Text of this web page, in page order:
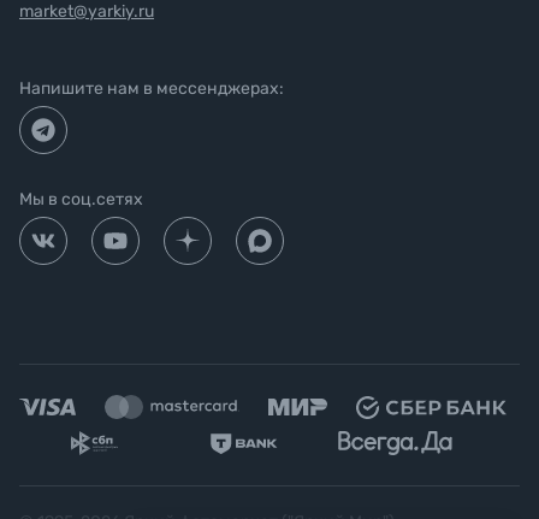
market@yarkiy.ru
Напишите нам в мессенджерах:
Мы в соц.сетях